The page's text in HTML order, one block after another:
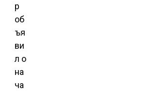
р
об
ъя
ви
л о
на
ча